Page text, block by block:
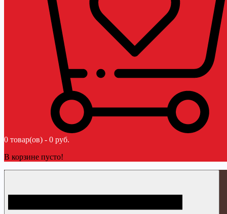
0 товар(ов) - 0 руб.
В корзине пусто!